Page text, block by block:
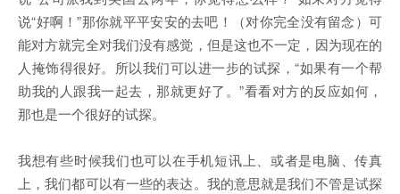
说“好啊！”那你就平平安安的去吧！（对你完全没有留念）可
能对方就完全对我们没有感觉，但是这也不一定，因为现在的
人掩饰得很好。所以我们可以进一步的试探，“如果有一个帮
助我的人跟我一起去，那就更好了。”看看对方的反应如何，
那也是一个很好的试探。
我想有些时候我们也可以在手机短讯上、或者是电脑、传真
上，我们都可以有一些的表达。我的意思就是我们不管是试探